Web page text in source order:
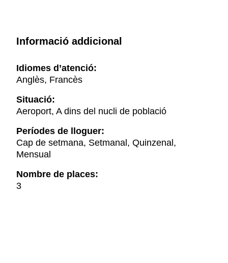
Informació addicional
Idiomes d’atenció:
Anglès, Francès
Situació:
Aeroport, A dins del nucli de població
Períodes de lloguer:
Cap de setmana, Setmanal, Quinzenal,
Mensual
Nombre de places:
3